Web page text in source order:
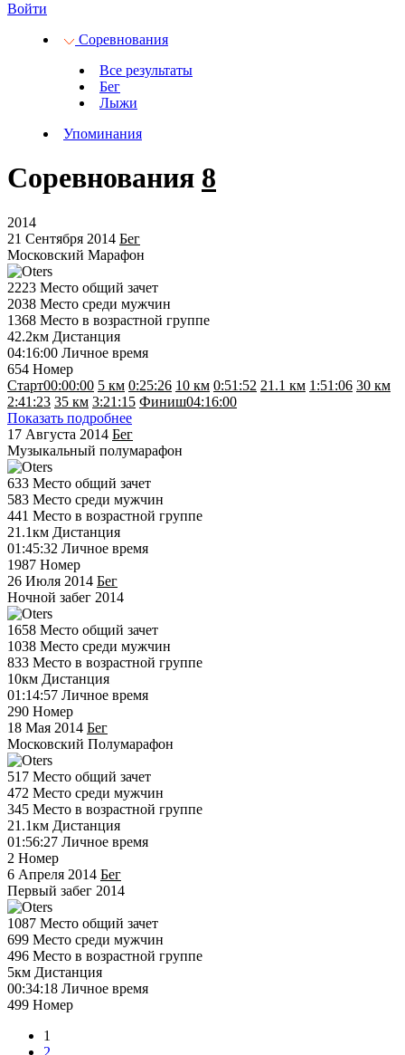
Войти
Соревнования
Все результаты
Бег
Лыжи
Упоминания
Соревнования 8
2014
21 Сентября 2014 Бег
Московский Марафон
2223 Место общий зачет
2038 Место среди мужчин
1368 Место в возрастной группе
42.2км Дистанция
04:16:00 Личное время
654 Номер
Старт00:00:00 5 км 0:25:26 10 км 0:51:52 21.1 км 1:51:06 30 км
2:41:23 35 км 3:21:15 Финиш04:16:00
Показать подробнее
17 Августа 2014 Бег
Музыкальный полумарафон
633 Место общий зачет
583 Место среди мужчин
441 Место в возрастной группе
21.1км Дистанция
01:45:32 Личное время
1987 Номер
26 Июля 2014 Бег
Ночной забег 2014
1658 Место общий зачет
1038 Место среди мужчин
833 Место в возрастной группе
10км Дистанция
01:14:57 Личное время
290 Номер
18 Мая 2014 Бег
Московский Полумарафон
517 Место общий зачет
472 Место среди мужчин
345 Место в возрастной группе
21.1км Дистанция
01:56:27 Личное время
2 Номер
6 Апреля 2014 Бег
Первый забег 2014
1087 Место общий зачет
699 Место среди мужчин
496 Место в возрастной группе
5км Дистанция
00:34:18 Личное время
499 Номер
1
2